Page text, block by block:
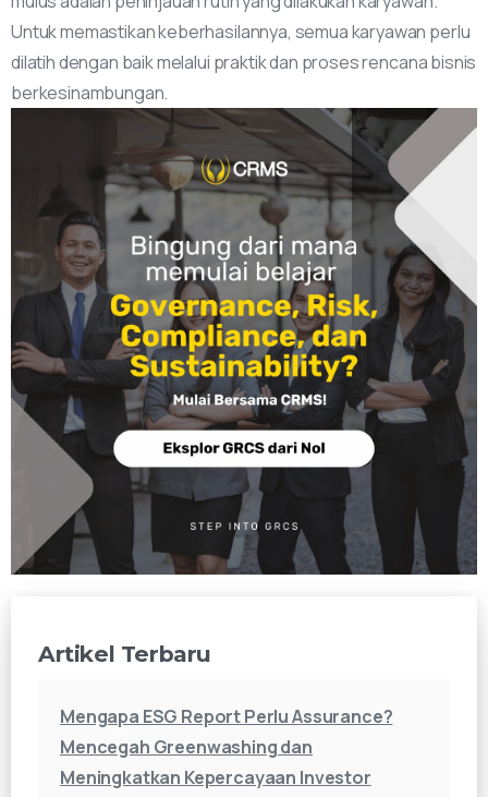
Untuk memastikan keberhasilannya, semua karyawan perlu
dilatih dengan baik melalui praktik dan proses rencana bisnis
berkesinambungan.
Artikel Terbaru
Mengapa ESG Report Perlu Assurance?
Mencegah Greenwashing dan
Meningkatkan Kepercayaan Investor